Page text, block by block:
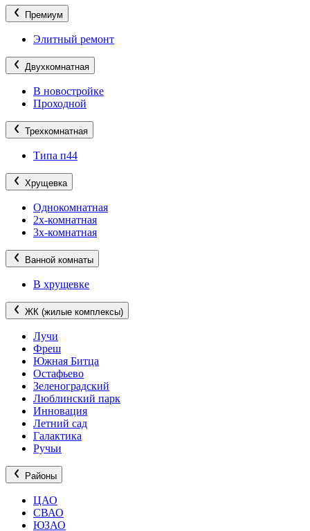
Премиум
Элитный ремонт
Двухкомнатная
В новостройке
Проходной
Трехкомнатная
Типа п44
Хрущевка
Однокомнатная
2х-комнатная
3х-комнатная
Ванной комнаты
В хрущевке
ЖК (жилые комплексы)
Лучи
Фреш
Южная Битца
Остафьево
Зеленоградский
Люблинский парк
Инновация
Летний сад
Галактика
Ручьи
Районы
ЦАО
СВАО
ЮЗАО